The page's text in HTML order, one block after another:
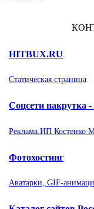
HITBUX.RU
Статическая страница
Соцсети накрутка -
Реклама.ИП Костенко
Фотохостинг
Аватарки, GIF-